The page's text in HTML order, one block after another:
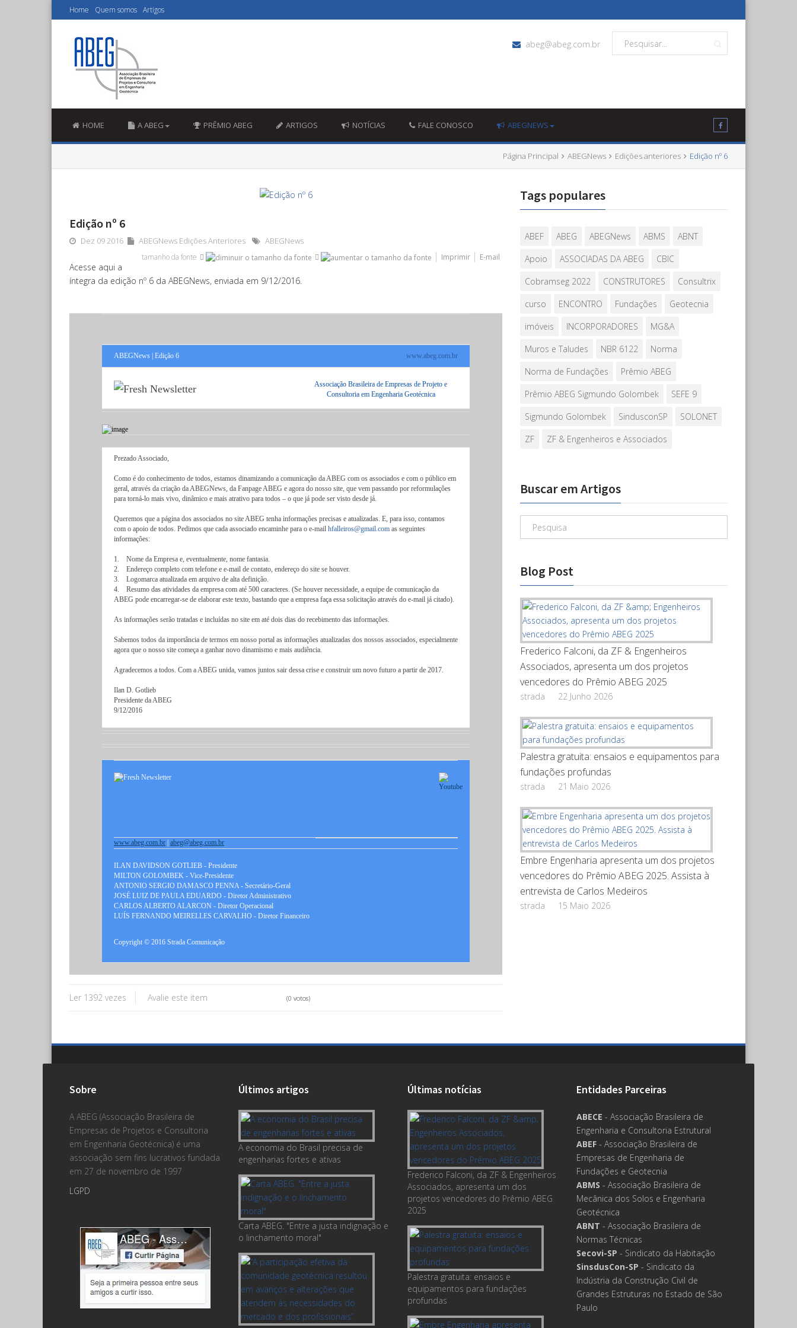
Home Quem somos Artigos
abeg@abeg.com.br
HOME A ABEG PRÊMIO ABEG ARTIGOS NOTÍCIAS FALE CONOSCO ABEGNEWS
Página Principal ABEGNews Edições anteriores Edição nº 6
Edição nº 6
Dez 09 2016 ABEGNews Edições Anteriores ABEGNews
tamanho da fonte Imprimir E-mail
Acesse aqui a
íntegra da edição nº 6 da ABEGNews, enviada em 9/12/2016.
ABEGNews | Edição 6 www.abeg.com.br
Associação Brasileira de Empresas de Projeto e
Consultoria em Engenharia Geotécnica
Prezado Associado,
Como é do conhecimento de todos, estamos dinamizando a comunicação da ABEG com os associados e com o público em
geral, através da criação da ABEGNews, da Fanpage ABEG e agora do nosso site, que vem passando por reformulações
para torná-lo mais vivo, dinâmico e mais atrativo para todos – o que já pode ser visto desde já.
Queremos que a página dos associados no site ABEG tenha informações precisas e atualizadas. E, para isso, contamos
com o apoio de todos. Pedimos que cada associado encaminhe para o e-mail hfalleiros@gmail.com as seguintes
informações:
1. Nome da Empresa e, eventualmente, nome fantasia.
2. Endereço completo com telefone e e-mail de contato, endereço do site se houver.
3. Logomarca atualizada em arquivo de alta definição.
4. Resumo das atividades da empresa com até 500 caracteres. (Se houver necessidade, a equipe de comunicação da
ABEG pode encarregar-se de elaborar este texto, bastando que a empresa faça essa solicitação através do e-mail já citado).
As informações serão tratadas e incluídas no site em até dois dias do recebimento das informações.
Sabemos todos da importância de termos em nosso portal as informações atualizadas dos nossos associados, especialmente
agora que o nosso site começa a ganhar novo dinamismo e mais audiência.
Agradecemos a todos. Com a ABEG unida, vamos juntos sair dessa crise e construir um novo futuro a partir de 2017.
Ilan D. Gotlieb
Presidente da ABEG
9/12/2016
www.abeg.com.br | abeg@abeg.com.br
ILAN DAVIDSON GOTLIEB - Presidente
MILTON GOLOMBEK - Vice-Presidente
ANTONIO SERGIO DAMASCO PENNA - Secretário-Geral
JOSÉ LUIZ DE PAULA EDUARDO - Diretor Administrativo
CARLOS ALBERTO ALARCON - Diretor Operacional
LUÍS FERNANDO MEIRELLES CARVALHO - Diretor Financeiro
Copyright © 2016 Strada Comunicação
Ler 1392 vezes Avalie este item (0 votos)
Tags populares
ABEF ABEG ABEGNews ABMS
ABNT
Apoio
ASSOCIADAS DA ABEG
CBIC
Cobramseg 2022
CONSTRUTORES
Consultrix
curso
ENCONTRO Fundações
Geotecnia
imóveis
INCORPORADORES
MG&A
Muros e Taludes
NBR 6122
Norma
Norma de Fundações
Prêmio ABEG
Prêmio ABEG Sigmundo Golombek
SEFE 9
Sigmundo Golombek
SindusconSP
SOLONET
ZF
ZF & Engenheiros e Associados
Buscar em Artigos
Blog Post
Frederico Falconi, da ZF & Engenheiros
Associados, apresenta um dos projetos
vencedores do Prêmio ABEG 2025
strada 22 Junho 2026
Palestra gratuita: ensaios e equipamentos para
fundações profundas
strada 21 Maio 2026
Embre Engenharia apresenta um dos projetos
vencedores do Prêmio ABEG 2025. Assista à
entrevista de Carlos Medeiros
strada 15 Maio 2026
Sobre
A ABEG (Associação Brasileira de
Empresas de Projetos e Consultoria
em Engenharia Geotécnica) é uma
associação sem fins lucrativos fundada
em 27 de novembro de 1997
LGPD
Últimos artigos
A economia do Brasil precisa de
engenharias fortes e ativas
Carta ABEG. "Entre a justa indignação e
o linchamento moral"
Últimas notícias
Frederico Falconi, da ZF & Engenheiros
Associados, apresenta um dos
projetos vencedores do Prêmio ABEG
2025
Palestra gratuita: ensaios e
equipamentos para fundações
profundas
Entidades Parceiras
ABECE - Associação Brasileira de
Engenharia e Consultoria Estrutural
ABEF - Associação Brasileira de
Empresas de Engenharia de
Fundações e Geotecnia
ABMS - Associação Brasileira de
Mecânica dos Solos e Engenharia
Geotécnica
ABNT - Associação Brasileira de
Normas Técnicas
Secovi-SP - Sindicato da Habitação
SinsdusCon-SP - Sindicato da
Indústria da Construção Civil de
Grandes Estruturas no Estado de São
Paulo